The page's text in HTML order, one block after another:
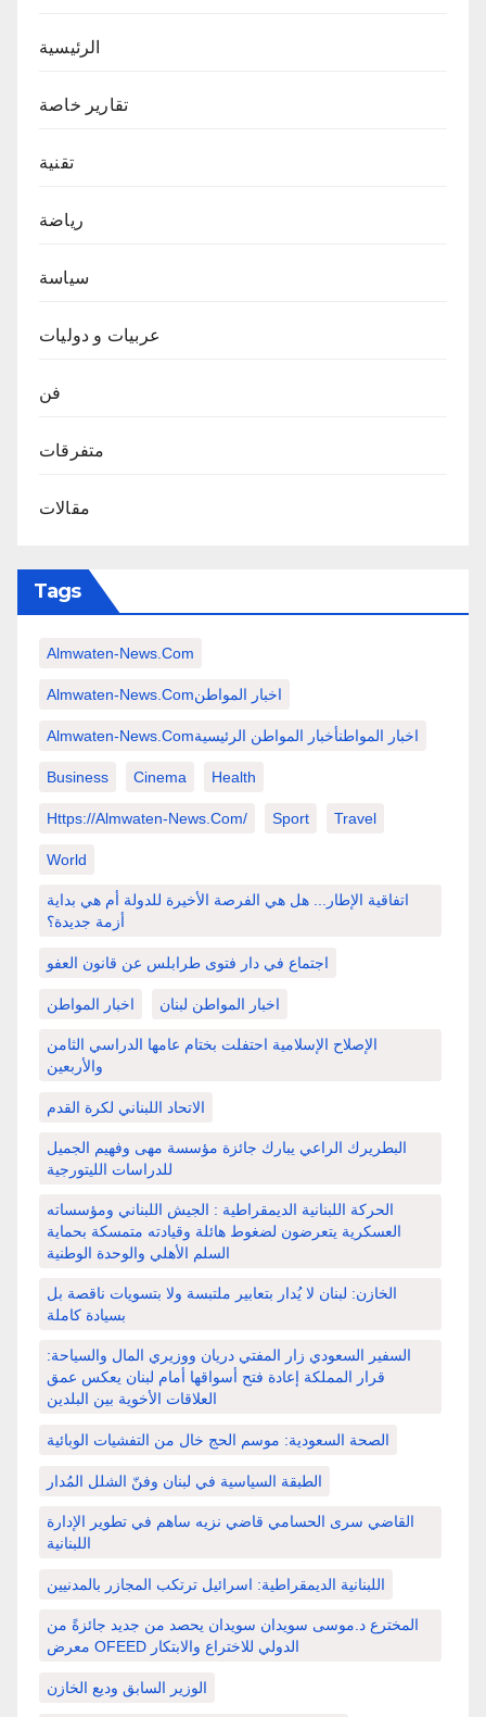
الرئيسية
تقارير خاصة
تقنية
رياضة
سياسة
عربيات و دوليات
فن
متفرقات
مقالات
Tags
Almwaten-News.com
Almwaten-News.comاخبار المواطن
Almwaten-News.comاخبار المواطنأخبار المواطن الرئيسية
Business Cinema Health
Https://almwaten-News.com/ Sport Travel
World
اتفاقية الإطار... هل هي الفرصة الأخيرة للدولة أم هي بداية
أزمة جديدة؟
اجتماع في دار فتوى طرابلس عن قانون العفو
اخبار المواطن اخبار المواطن لبنان
الإصلاح الإسلامية احتفلت بختام عامها الدراسي الثامن
والأربعين
الاتحاد اللبناني لكرة القدم
البطريرك الراعي يبارك جائزة مؤسسة مهى وفهيم الجميل
للدراسات الليتورجية
الحركة اللبنانية الديمقراطية : الجيش اللبناني ومؤسساته
العسكرية يتعرضون لضغوط هائلة وقيادته متمسكة بحماية
السلم الأهلي والوحدة الوطنية
الخازن: لبنان لا يُدار بتعابير ملتبسة ولا بتسويات ناقصة بل
بسيادة كاملة
السفير السعودي زار المفتي دريان ووزيري المال والسياحة:
قرار المملكة إعادة فتح أسواقها أمام لبنان يعكس عمق
العلاقات الأخوية بين البلدين
الصحة السعودية: موسم الحج خال من التفشيات الوبائية
الطبقة السياسية في لبنان وفنّ الشلل المُدار
القاضي سرى الحسامي قاضي نزيه ساهم في تطوير الإدارة
اللبنانية
اللبنانية الديمقراطية: اسرائيل ترتكب المجازر بالمدنيين
المخترع د.موسى سويدان سويدان يحصد من جديد جائزةً من
معرض OFEED الدولي للاختراع والابتكار
الوزير السابق وديع الخازن